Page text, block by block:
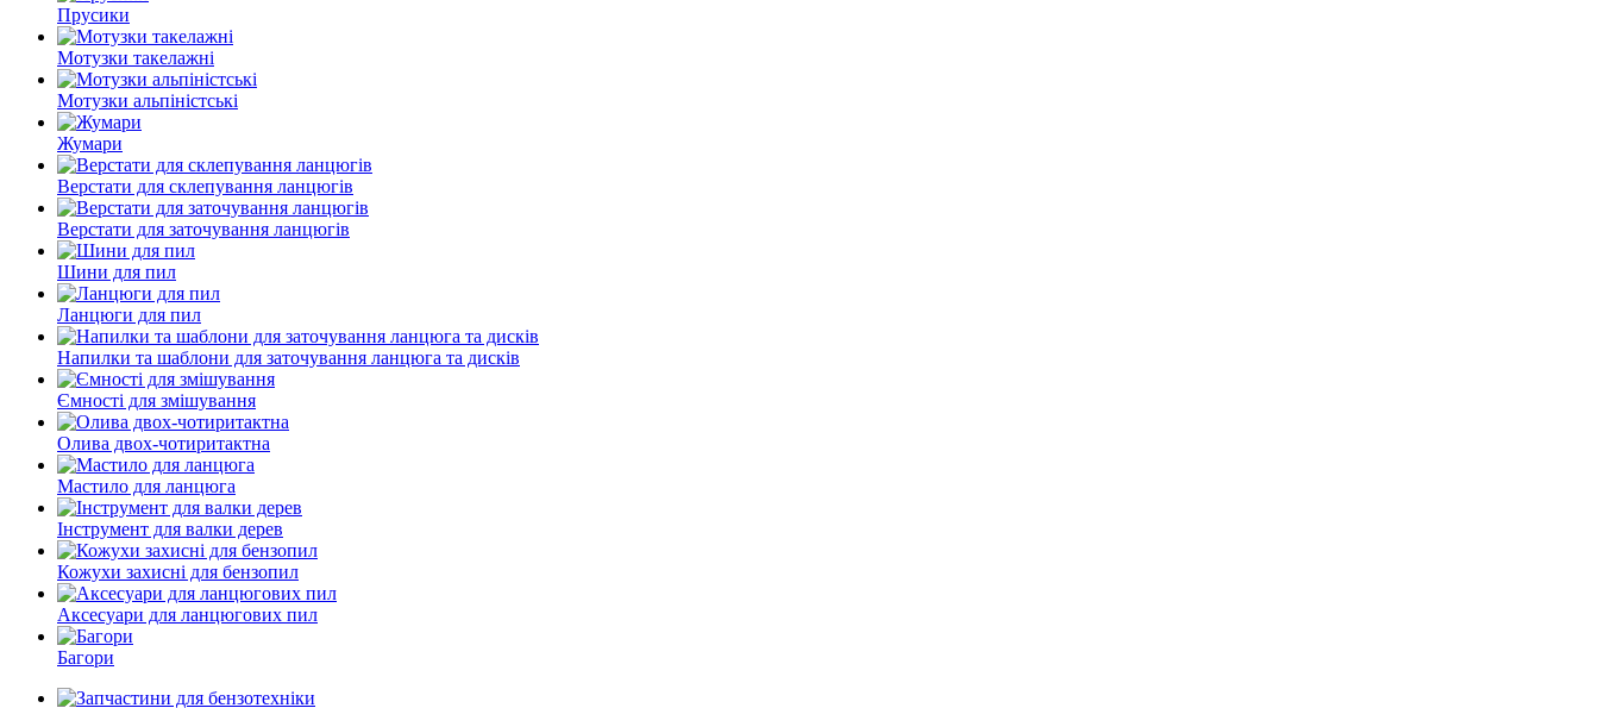
Прусики
Мотузки такелажні
Мотузки альпіністські
Жумари
Верстати для склепування ланцюгів
Верстати для заточування ланцюгів
Шини для пил
Ланцюги для пил
Напилки та шаблони для заточування ланцюга та дисків
Ємності для змішування
Олива двох-чотиритактна
Мастило для ланцюга
Інструмент для валки дерев
Кожухи захисні для бензопил
Аксесуари для ланцюгових пил
Багори